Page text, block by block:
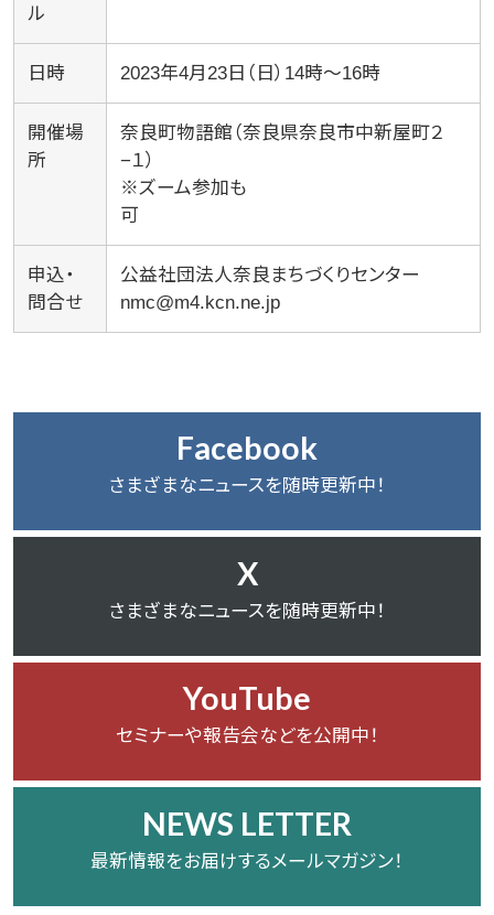
ル
日時 2023年4月23日（日）14時～16時
開催場
所
奈良町物語館（奈良県奈良市中新屋町２
−１）
※ズーム参加も
可
申込・
問合せ
公益社団法人奈良まちづくりセンター
nmc@m4.kcn.ne.jp
Facebook
さまざまなニュースを随時更新中！
X
さまざまなニュースを随時更新中！
YouTube
セミナーや報告会などを公開中！
NEWS LETTER
最新情報をお届けするメールマガジン！